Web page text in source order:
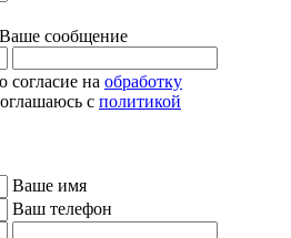
Ваше сообщение
на обработку
с политикой
Ваше имя
Ваш телефон